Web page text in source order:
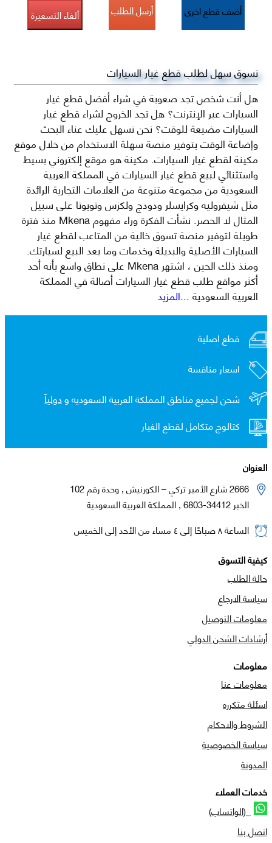
أضف قطع اخرى أرسل الطلب ألغاء التسعيرة
تسوق سهل لطلب قطع غيار السيارات
هل أنت شخص تجد صعوبة في شراء أفضل قطع غيار
السيارات عبر الإنترنت؟ هل تجد الخروج لشراء قطع غيار
السيارات مضيعة للوقت؟ نحن نسهل عليك عناء البحث
وإضاعة الوقت بتوفير منصة سهلة الاستخدام من خلال موقع
مكينة لقطع غيار السيارات. مكينة هو موقع إلكتروني بسيط
واستثنائي لبيع قطع غيار السيارات في المملكة العربية
السعودية من مجموعة متنوعة من العلامات التجارية الرائدة
مثل شيفروليه وكرايسلر ودودج ولكزس وتويوتا على سبيل
المثال لا الحصر. نشأت الفكرة وراء مفهوم Mkena منذ فترة
طويلة لتوفير منصة تسوق خالية من المتاعب لقطع غيار
السيارات الأصلية والبديلة وخدمات وما بعد البيع لسيارتك.
ومنذ ذلك الحين ، اشتهر Mkena على نطاق واسع بأنه أحد
أكثر مواقع طلب قطع غيار السيارات أصالة في المملكة
العربية السعودية...المزيد
قطع اصلية
اسعار منافسة
شحن لجميع مناطق المملكة العربية السعوديه ودولياً
كتالوج متكامل لقطع الغيار
العنوان
2666 شارع الأمير تركي – الكورنيش , وحدة رقم 102
الخبر 34412-6803 , المملكة العربية السعودية
الساعة ٨ صباحًا إلى ٤ مساء من الأحد إلى الخميس
كيفية التسوق
حالة الطلب
سياسة الارجاع
معلومات التوصيل
أرشادات الشحن الدولي
معلومات
معلومات عنا
اسئلة متكرره
الشروط والاحكام
سياسة الخصوصية
المدونة
خدمات العملاء
(الواتساب)
اتصل بنا